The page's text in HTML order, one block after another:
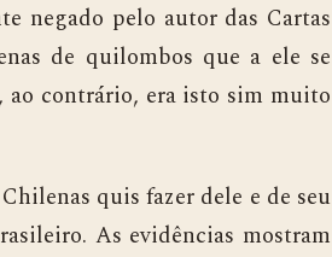
negado pelo autor das Cartas
de quilombos que a ele se
ao contrário, era isto sim muito
quis fazer dele e de seu
As evidências mostram